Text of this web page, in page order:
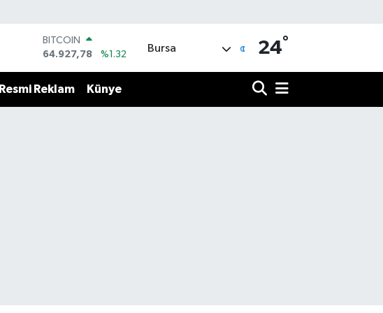
BITCOIN
64.927,78
%1.32
47,5894
%0.08
Bursa 24°
Resmi Reklam Künye